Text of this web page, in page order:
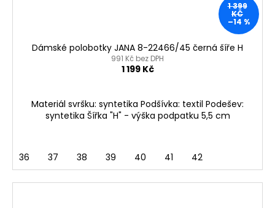
1 399
KČ
–14 %
Dámské polobotky JANA 8-22466/45 černá šíře H
991 Kč bez DPH
1 199 Kč
Materiál svršku: syntetika Podšívka: textil Podešev:
syntetika Šířka "H" - výška podpatku 5,5 cm
36 37 38 39 40 41 42